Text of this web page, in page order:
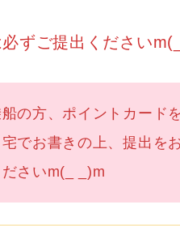
ずご提出ください
の方、ポイントカード
宅でお書きの上、
さいm(_ _)m